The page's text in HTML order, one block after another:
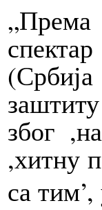
„Према
због
,хитну
са